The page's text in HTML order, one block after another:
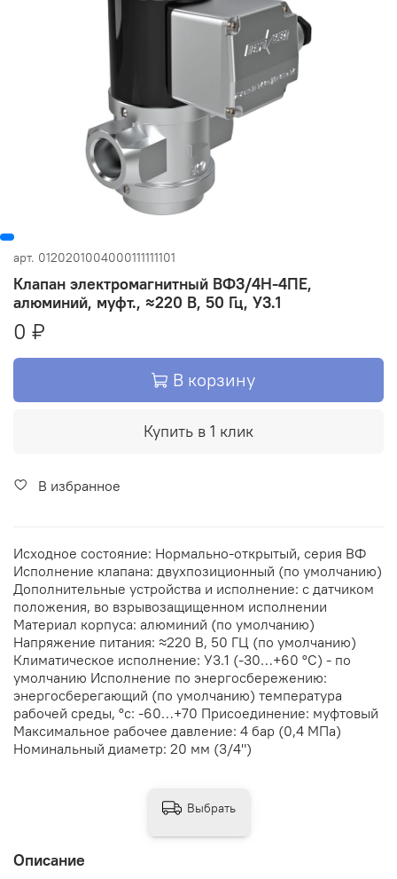
арт. 0120201004000111111101
Клапан электромагнитный ВФ3/4Н-4ПЕ,
алюминий, муфт., ≈220 В, 50 Гц, У3.1
0 ₽
В корзину
Купить в 1 клик
В избранное
Исходное состояние: Нормально-открытый, серия ВФ
Исполнение клапана: двухпозиционный (по умолчанию)
Дополнительные устройства и исполнение: с датчиком
положения, во взрывозащищенном исполнении
Материал корпуса: алюминий (по умолчанию)
Напряжение питания: ≈220 В, 50 ГЦ (по умолчанию)
Климатическое исполнение: У3.1 (-30…+60 °С) - по
умолчанию Исполнение по энергосбережению:
энергосберегающий (по умолчанию) температура
рабочей среды, °с: -60…+70 Присоединение: муфтовый
Максимальное рабочее давление: 4 бар (0,4 МПа)
Номинальный диаметр: 20 мм (3/4")
Описание
Выбрать